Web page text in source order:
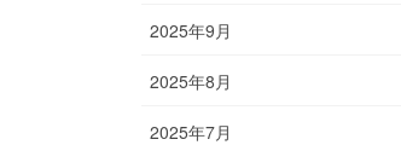
2025年9月
2025年8月
2025年7月